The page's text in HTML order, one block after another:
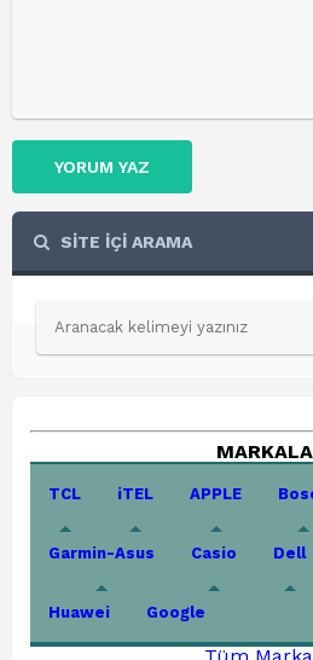
YORUM YAZ
SİTE İÇİ ARAMA
TCL iTEL APPLE
Garmin-Asus Casio Dell
Huawei Google